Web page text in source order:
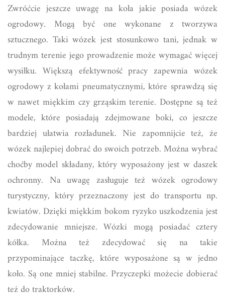
Zwróćcie jeszcze uwagę na koła jakie posiada wózek
ogrodowy. Mogą być one wykonane z tworzywa
sztucznego. Taki wózek jest stosunkowo tani, jednak w
trudnym terenie jego prowadzenie może wymagać więcej
wysiłku. Większą efektywność pracy zapewnia wózek
ogrodowy z kołami pneumatycznymi, które sprawdzą się
w nawet miękkim czy grząskim terenie. Dostępne są też
modele, które posiadają zdejmowane boki, co jeszcze
bardziej ułatwia rozładunek. Nie zapomnijcie też, że
wózek najlepiej dobrać do swoich potrzeb. Można wybrać
choćby model składany, który wyposażony jest w daszek
ochronny. Na uwagę zasługuje też wózek ogrodowy
turystyczny, który przeznaczony jest do transportu np.
kwiatów. Dzięki miękkim bokom ryzyko uszkodzenia jest
zdecydowanie mniejsze. Wózki mogą posiadać cztery
kółka. Można też zdecydować się na takie
przypominające taczkę, które wyposażone są w jedno
koło. Są one mniej stabilne. Przyczepki możecie dobierać
też do traktorków.